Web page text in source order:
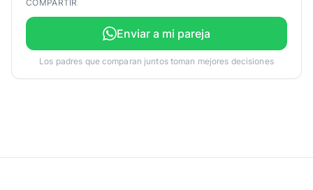
COMPARTIR
Enviar a mi pareja
Los padres que comparan juntos toman mejores decisiones